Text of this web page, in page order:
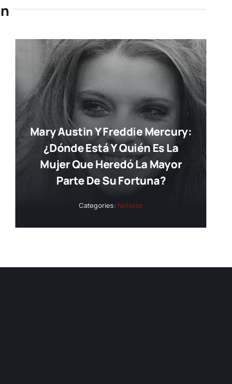
Mary Austin Y Freddie Mercury:
¿dónde Está Y Quién Es La
Mujer Que Heredó La Mayor
Parte De Su Fortuna?
Categories: Noticias